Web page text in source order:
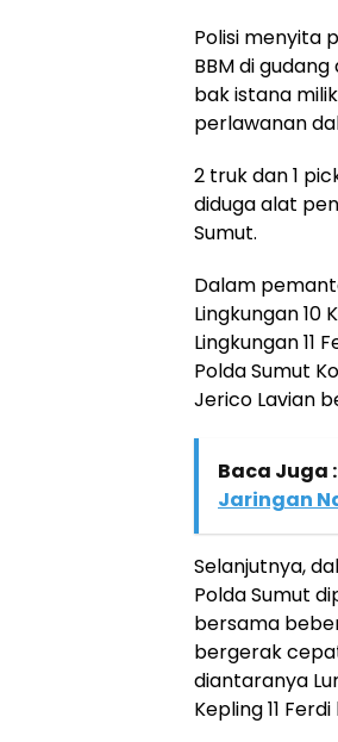
Polisi menyita
BBM di
bak istana
perlawanan
2 truk dan 1
diduga alat
Sumut.
Dalam
Lingkungan 10
Lingkungan 11
Polda Sumut
Jerico Lavian
Baca Juga :
Jaringan
Selanjutnya,
Polda Sumut
bersama
bergerak
diantaranya
Kepling 11